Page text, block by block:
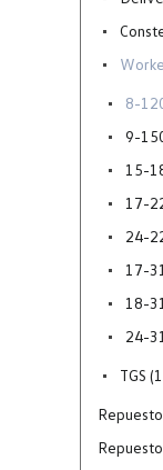
8-
9-
15-
17-
24-
17-
18-
24-
TGS